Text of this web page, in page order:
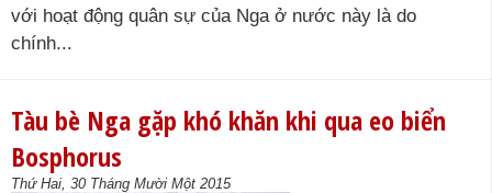
với hoạt động quân sự của Nga ở nước này là do
chính...
Tàu bè Nga gặp khó khăn khi qua eo biển
Bosphorus
Thứ Hai, 30 Tháng Mười Một 2015